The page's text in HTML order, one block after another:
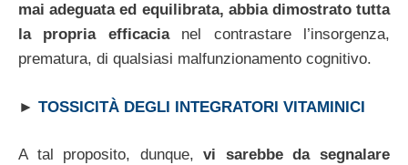
mai adeguata ed equilibrata, abbia dimostrato tutta
la propria efficacianel contrastare l’insorgenza,
prematura, di qualsiasi malfunzionamento cognitivo.
► TOSSICITÀ DEGLI INTEGRATORI VITAMINICI
A tal proposito, dunque, vi sarebbe da segnalare